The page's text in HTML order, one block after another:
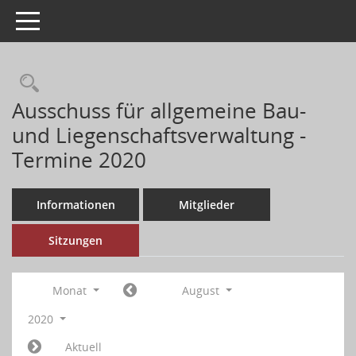
Toggle navigation
Ausschuss für allgemeine Bau-
und Liegenschaftsverwaltung -
Termine 2020
Informationen Mitglieder
Sitzungen
Monat
August
2020
Aktuell